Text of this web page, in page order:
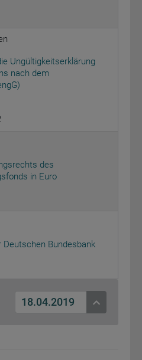
Ungültigkeitserklärung
nach dem
des
in Euro
Bundesbank
18.04.2019